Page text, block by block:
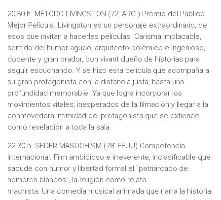
20:30 h. MÉTODO LIVINGSTON (72’ ARG.) Premio del Público
Mejor Película. Livingston es un personaje extraordinario, de
esos que invitan a hacerles películas. Carisma implacable,
sentido del humor agudo, arquitecto polémico e ingenioso,
docente y gran orador, bon vivant dueño de historias para
seguir escuchando. Y se hizo esta película que acompaña a
su gran protagonista con la distancia justa, hasta una
profundidad memorable. Ya que logra incorporar los
movimientos vitales, inesperados de la filmación y llegar a la
conmovedora intimidad del protagonista que se extiende
como revelación a toda la sala.
22.30 h. SEDER MASOCHISM (78’ EEUU) Competencia
Internacional. Film ambicioso e irreverente, inclasificable que
sacude con humor y libertad formal el “patriarcado de
hombres blancos”, la religión como relato
machista. Una comedia musical animada que narra la historia